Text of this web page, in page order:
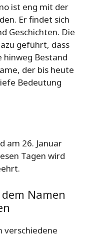
ist eng mit der
Er findet sich
Geschichten. Die
geführt, dass
hinweg Bestand
der bis heute
Bedeutung
am 26. Januar
Tagen wird
Namen
verschiedene